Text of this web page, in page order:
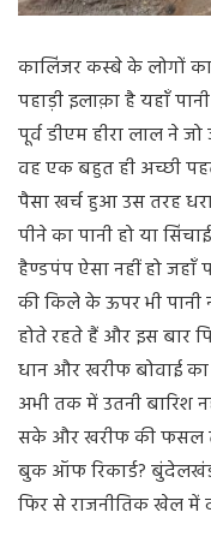
कालिंजर कस्बे के लोगों
पहाड़ी इलाक़ा है यहाँ
पूर्व डीएम हीरा लाल ने
वह एक बहुत ही अच्छी
पैसा खर्च हुआ उस तरह
पीने का पानी हो या
हैण्डपंप ऐसा नहीं हो जहाँ
की किले के ऊपर भी पानी
होते रहते हैं और इस बार
धान और खरीफ बोवाई का
अभी तक में उतनी बारिश
सके और खरीफ की फसल
बुक ऑफ रिकार्ड?
फिर से राजनीतिक खेल में